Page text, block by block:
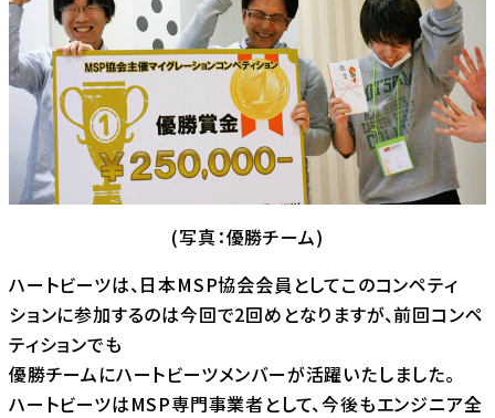
(写真：優勝チーム)
ハートビーツは、日本MSP協会会員としてこのコンペティ
ションに参加するのは今回で2回めとなりますが、前回コンペ
ティションでも
優勝チームにハートビーツメンバーが活躍いたしました。
ハートビーツはMSP専門事業者として、今後もエンジニア全